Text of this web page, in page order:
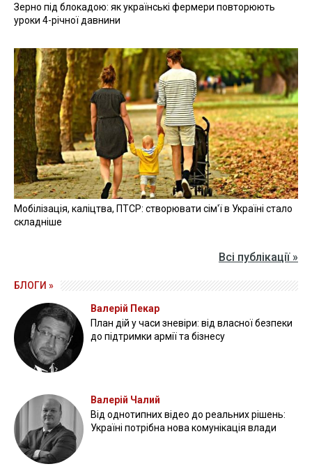
Зерно під блокадою: як українські фермери повторюють
уроки 4-річної давнини
Мобілізація, каліцтва, ПТСР: створювати сім'ї в Україні стало
складніше
Всі публікації »
БЛОГИ »
Валерій Пекар
План дій у часи зневіри: від власної безпеки
до підтримки армії та бізнесу
Валерій Чалий
Від однотипних відео до реальних рішень:
Україні потрібна нова комунікація влади